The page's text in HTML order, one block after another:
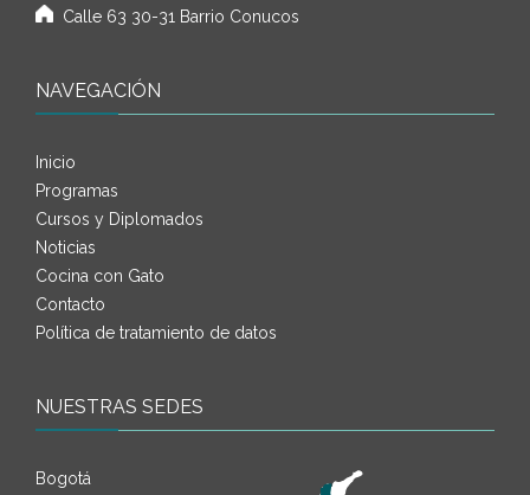
Calle 63 30-31 Barrio Conucos
NAVEGACIÓN
Inicio
Programas
Cursos y Diplomados
Noticias
Cocina con Gato
Contacto
Política de tratamiento de datos
NUESTRAS SEDES
Bogotá